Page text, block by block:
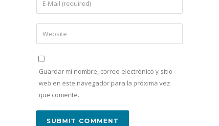
Guardar mi nombre, correo electrónico y sitio
web en este navegador para la próxima vez
que comente.